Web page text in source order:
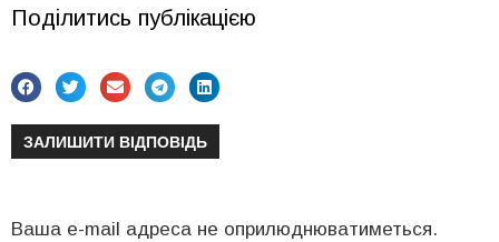
Поділитись публікацією
ЗАЛИШИТИ ВІДПОВІДЬ
Ваша e-mail адреса не оприлюднюватиметься.